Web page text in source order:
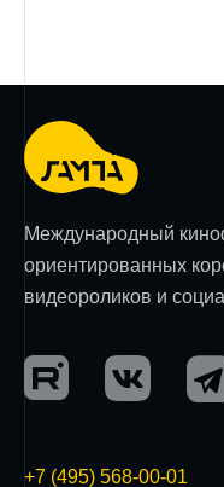
Международный
ориентированных
видеороликов и
+7 (495) 568-00-01